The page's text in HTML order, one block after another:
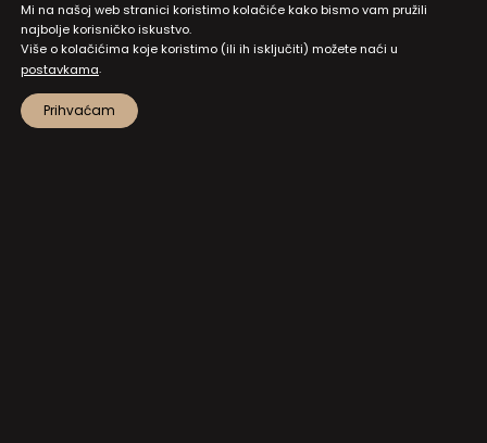
Mi na našoj web stranici koristimo kolačiće kako bismo vam pružili
najbolje korisničko iskustvo.
Više o kolačićima koje koristimo (ili ih isključiti) možete naći u
postavkama.
Prihvaćam